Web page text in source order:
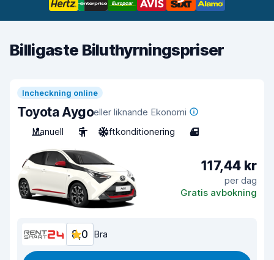
Billigaste Biluthyrningspriser
Incheckning online
Toyota Aygoeller liknande Ekonomi
Manuell
5 Luftkonditionering 4
117,44 kr
per dag
Gratis avbokning
8,0 Bra